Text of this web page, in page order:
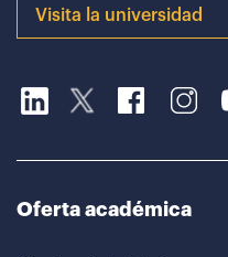
Visita la universidad
Oferta académica